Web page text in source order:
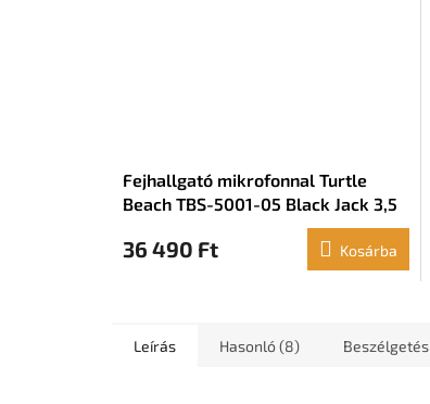
Fejhallgató mikrofonnal Turtle
Beach TBS-5001-05 Black Jack 3,5
36 490 Ft Kosárba
Leírás Hasonló (8) Beszélgetés